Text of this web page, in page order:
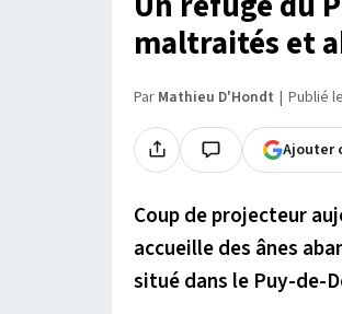
maltraités et
Par Mathieu D'Hondt Publié
Ajouter
Coup de projecteur
accueille des ânes
situé dans le Puy-de-